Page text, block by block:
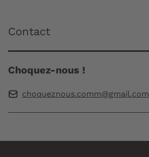
Contact
Choquez-nous !
choqueznous.comm@gmail.com